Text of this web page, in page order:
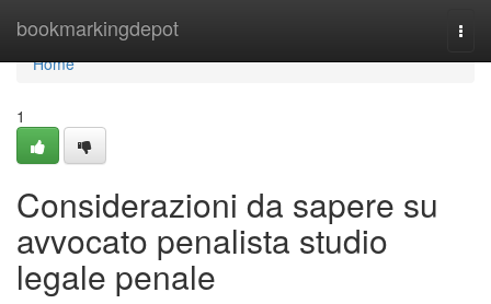
bookmarkingdepot
Home
Home
1
Considerazioni da sapere su
avvocato penalista studio
legale penale